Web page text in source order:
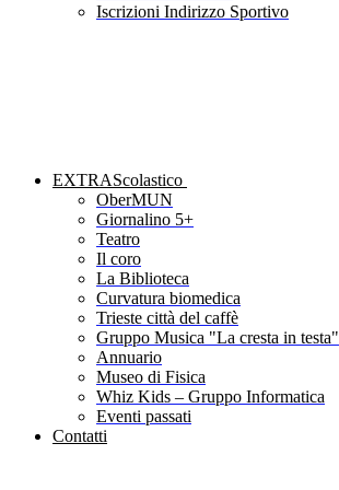
Iscrizioni Indirizzo Sportivo
EXTRAScolastico
OberMUN
Giornalino 5+
Teatro
Il coro
La Biblioteca
Curvatura biomedica
Trieste città del caffè
Gruppo Musica "La cresta in testa"
Annuario
Museo di Fisica
Whiz Kids – Gruppo Informatica
Eventi passati
Contatti